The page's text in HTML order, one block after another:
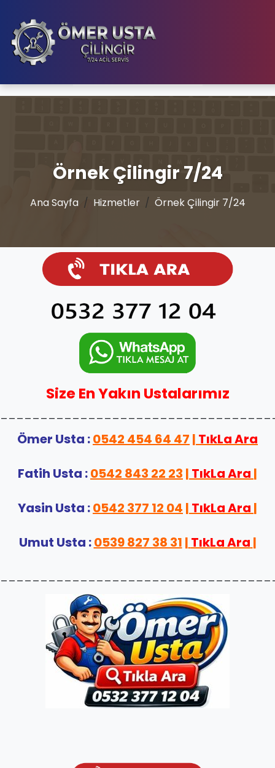
Örnek Çilingir 7/24
Ana Sayfa Hizmetler Örnek Çilingir 7/24
Size En Yakın Ustalarımız
Ömer Usta :0542 454 64 47 | TıkLa Ara
Fatih Usta :0542 843 22 23 | TıkLa Ara |
Yasin Usta :0542 377 12 04 | TıkLa Ara |
Umut Usta :0539 827 38 31 | TıkLa Ara |